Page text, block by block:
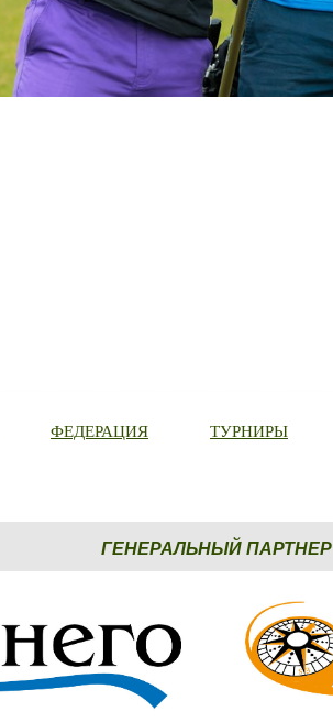
ФЕДЕРАЦИЯ ТУРНИРЫ
ГЕНЕРАЛЬНЫЙ ПАРТНЕР